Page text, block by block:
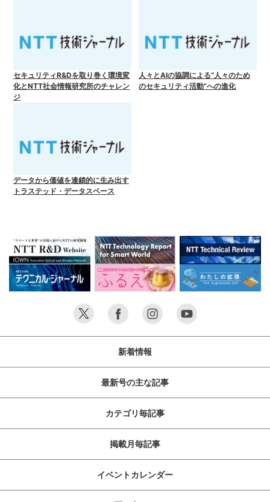
セキュリティR&Dを取り巻く環境変
化とNTT社会情報研究所のチャレン
ジ
人々とAIの協調による“人々のため
のセキュリティ活動”への進化
データから価値を連鎖的に生み出す
トラステッド・データスペース
新着情報
最新号の主な記事
カテゴリ毎記事
掲載月毎記事
イベントカレンダー